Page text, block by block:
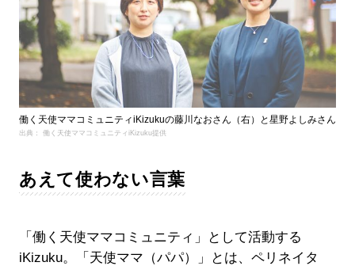
働く天使ママコミュニティiKizukuの藤川なおさん（右）と星野よしみさん
出典： 働く天使ママコミュニティiKizuku提供
あえて使わない言葉
「働く天使ママコミュニティ」として活動する
iKizuku。「天使ママ（パパ）」とは、ペリネイタ